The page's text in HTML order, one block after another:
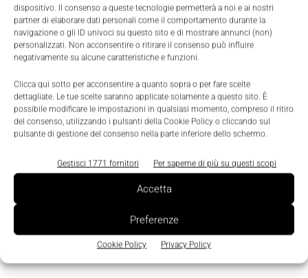
dispositivo. Il consenso a queste tecnologie permetterà a noi e ai nostri
partner di elaborare dati personali come il comportamento durante la
navigazione o gli ID univoci su questo sito e di mostrare annunci (non)
personalizzati. Non acconsentire o ritirare il consenso può influire
negativamente su alcune caratteristiche e funzioni.
Clicca qui sotto per acconsentire a quanto sopra o per fare scelte
dettagliate. Le tue scelte saranno applicate solamente a questo sito. È
possibile modificare le impostazioni in qualsiasi momento, compreso il ritiro
del consenso, utilizzando i pulsanti della Cookie Policy o cliccando sul
pulsante di gestione del consenso nella parte inferiore dello schermo.
Gestisci 1771 fornitori Per saperne di più su questi scopi
Accetta
Preferenze
Cookie Policy Privacy Policy